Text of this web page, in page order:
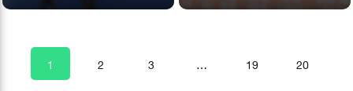
1 2 3 … 19 20